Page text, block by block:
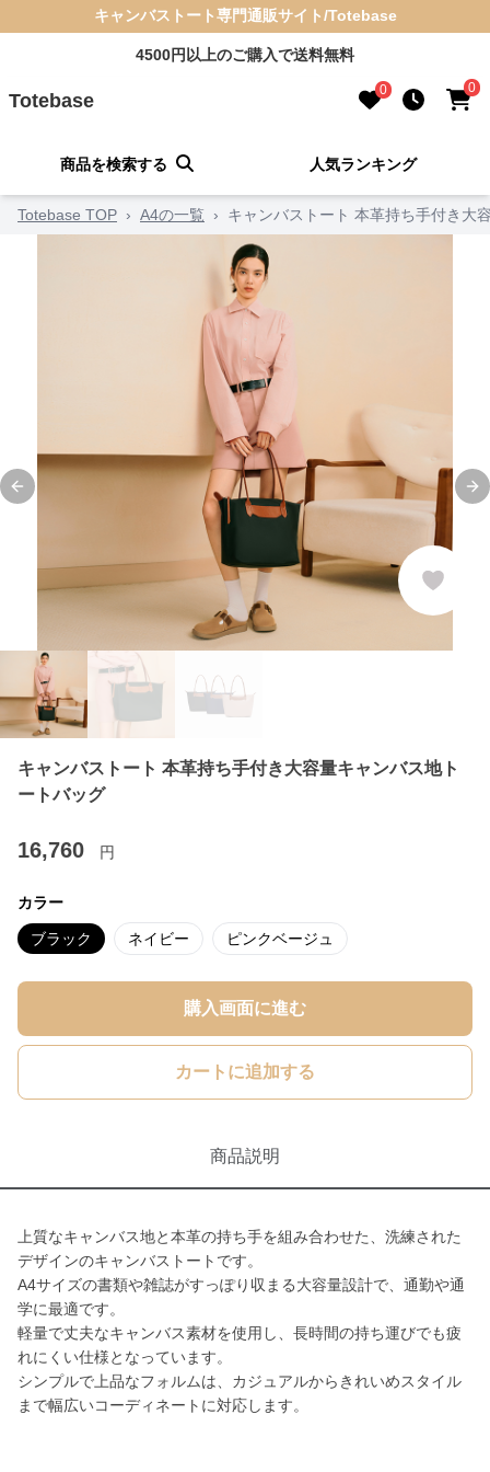
キャンバストート専門通販サイト/Totebase
4500円以上のご購入で送料無料
Totebase 0 0
商品を検索する 人気ランキング
Totebase TOP › A4の一覧 › キャンバストート 本革持ち手付き大
Previous slide
キャンバストート 本革持ち手付き大容量キャンバス地ト
ートバッグ
16,760 円
カラー
ブラック ネイビー ピンクベージュ
購入画面に進む
カートに追加する
商品説明
上質なキャンバス地と本革の持ち手を組み合わせた、洗練された
デザインのキャンバストートです。
A4サイズの書類や雑誌がすっぽり収まる大容量設計で、通勤や通
学に最適です。
軽量で丈夫なキャンバス素材を使用し、長時間の持ち運びでも疲
れにくい仕様となっています。
シンプルで上品なフォルムは、カジュアルからきれいめスタイル
まで幅広いコーディネートに対応します。